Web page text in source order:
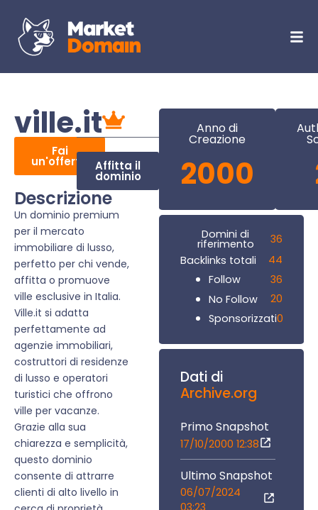
ville.it
Fai
un'offerta Affitta il
dominio
Descrizione
Un dominio premium
per il mercato
immobiliare di lusso,
perfetto per chi vende,
affitta o promuove
ville esclusive in Italia.
Ville.it si adatta
perfettamente ad
agenzie immobiliari,
costruttori di residenze
di lusso e operatori
turistici che offrono
ville per vacanze.
Grazie alla sua
chiarezza e semplicità,
questo dominio
consente di attrarre
clienti di alto livello in
Anno di
Creazione
2000
Domini di
riferimento
36
Backlinks totali
44
Follow
36
No Follow
20
Sponsorizzati0
Dati di
Archive.org
Primo Snapshot
17/10/2000 12:38
Ultimo Snapshot
06/07/2024
03:23